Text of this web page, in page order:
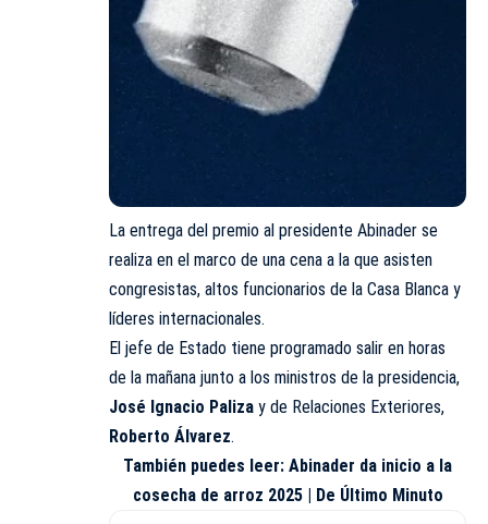
La entrega del premio al presidente Abinader se
realiza en el marco de una cena a la que asisten
congresistas, altos funcionarios de la Casa Blanca y
líderes internacionales.
El jefe de Estado tiene programado salir en horas
de la mañana junto a los ministros de la presidencia,
José Ignacio Paliza y de Relaciones Exteriores,
Roberto Álvarez.
También puedes leer: Abinader da inicio a la
cosecha de arroz 2025 | De Último Minuto